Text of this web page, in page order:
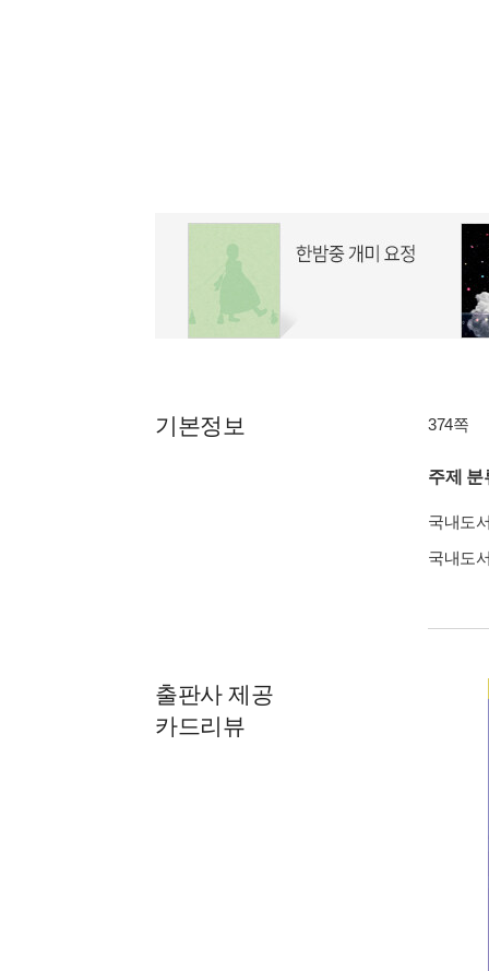
기본정보 374쪽
주제 분
국내도
국내도
출판사 제공
카드리뷰